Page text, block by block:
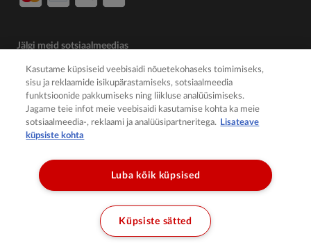
Jälgi meid sotsiaalmeedias
Kasutame küpsiseid veebisaidi nõuetekohaseks toimimiseks,
sisu ja reklaamide isikupärastamiseks, sotsiaalmeedia
funktsioonide pakkumiseks ning liikluse analüüsimiseks.
Jagame teie infot meie veebisaidi kasutamise kohta ka meie
sotsiaalmeedia-, reklaami ja analüüsipartneritega. Lisateave
küpsiste kohta
Luba kõik küpsised
Küpsiste sätted